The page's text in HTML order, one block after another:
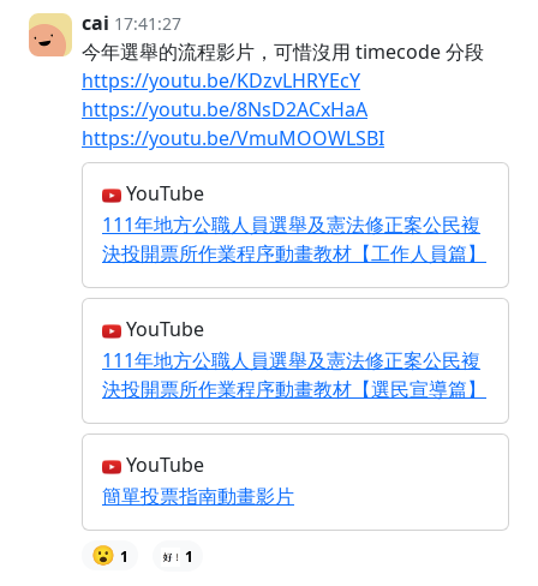
cai 17:41:27
今年選舉的流程影片，可惜沒用 timecode 分段
https://youtu.be/KDzvLHRYEcY
https://youtu.be/8NsD2ACxHaA
https://youtu.be/VmuMOOWLSBI
YouTube
111年地方公職人員選舉及憲法修正案公民複
決投開票所作業程序動畫教材【工作人員篇】
YouTube
111年地方公職人員選舉及憲法修正案公民複
決投開票所作業程序動畫教材【選民宣導篇】
YouTube
簡單投票指南動畫影片
😮 1 1